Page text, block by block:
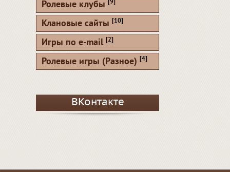
Ролевые клубы [9]
Клановые сайты [10]
Игры по e-mail [2]
Ролевые игры (Разное) [4]
ВКонтакте